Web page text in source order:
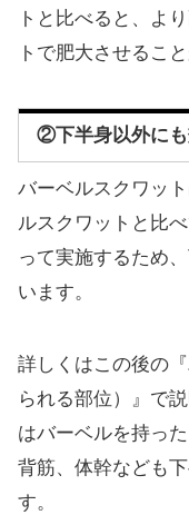
トと比べると、よ
トで肥大させるこ
②下半身以外に
バーベルスクワッ
ルスクワットと比
って実施するため
います。
詳しくはこの後の
られる部位）』で
はバーベルを持っ
背筋、体幹なども
す。